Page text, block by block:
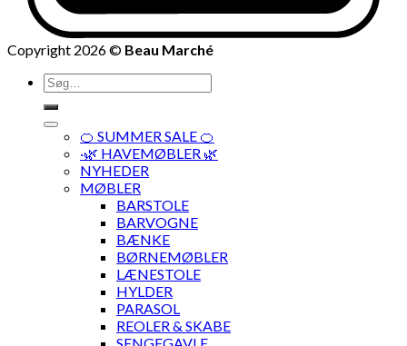
Copyright 2026 © Beau Marché
Søg
efter:
🍊 SUMMER SALE 🍊
·🌿 HAVEMØBLER 🌿
NYHEDER
MØBLER
BARSTOLE
BARVOGNE
BÆNKE
BØRNEMØBLER
LÆNESTOLE
HYLDER
PARASOL
REOLER & SKABE
SENGEGAVLE